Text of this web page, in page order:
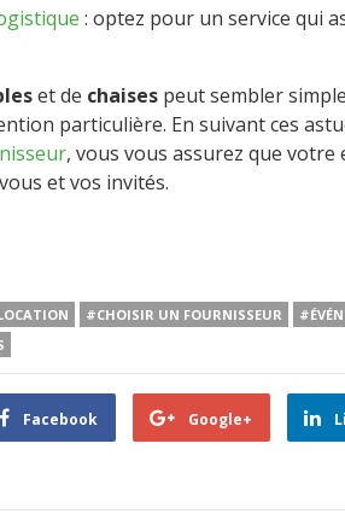
: optez pour un service qui
et de chaises peut sembler
particulière. En suivant ces
, vous vous assurez que
et vos invités.
#CHOISIR UN FOURNISSEUR
Facebook Google+